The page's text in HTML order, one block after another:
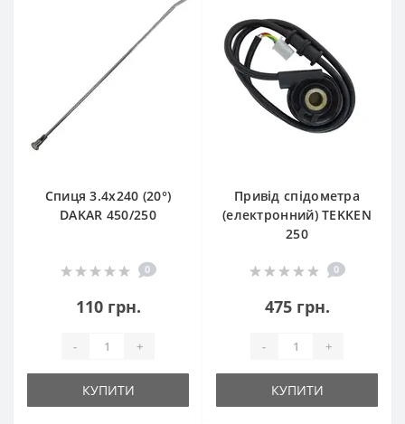
Спиця 3.4х240 (20°)
DAKAR 450/250
0
110 грн.
- +
КУПИТИ
Привід спідометра
(електронний) TEKKEN
250
0
475 грн.
- +
КУПИТИ